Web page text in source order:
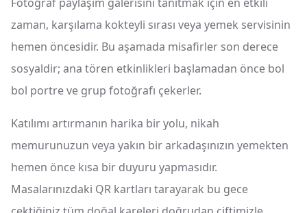
zaman, karşılama kokteyli sırası veya yemek servisinin
hemen öncesidir. Bu aşamada misafirler son derece
sosyaldir; ana tören etkinlikleri başlamadan önce bol
bol portre ve grup fotoğrafı çekerler.
Katılımı artırmanın harika bir yolu, nikah
memurunuzun veya yakın bir arkadaşınızın yemekten
hemen önce kısa bir duyuru yapmasıdır.
Masalarınızdaki QR kartları tarayarak bu gece